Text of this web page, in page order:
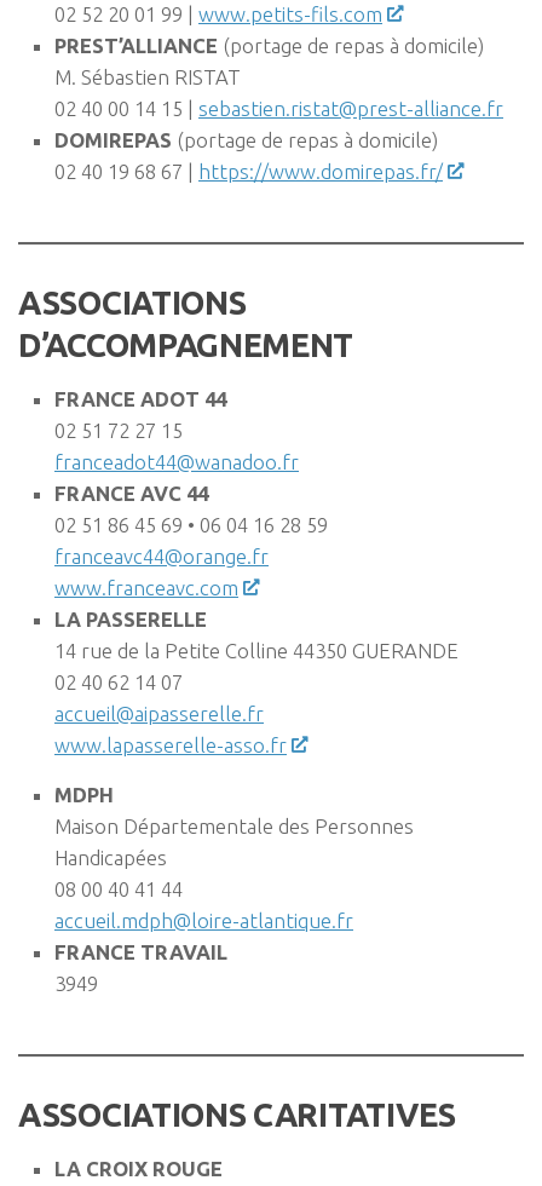
02 52 20 01 99 | www.petits-fils.com
PREST’ALLIANCE (portage de repas à domicile)
M. Sébastien RISTAT
02 40 00 14 15 | sebastien.ristat@prest-alliance.fr
DOMIREPAS (portage de repas à domicile)
02 40 19 68 67 | https://www.domirepas.fr/
ASSOCIATIONS
D’ACCOMPAGNEMENT
FRANCE ADOT 44
02 51 72 27 15
franceadot44@wanadoo.fr
FRANCE AVC 44
02 51 86 45 69 • 06 04 16 28 59
franceavc44@orange.fr
www.franceavc.com
LA PASSERELLE
14 rue de la Petite Colline 44350 GUERANDE
02 40 62 14 07
accueil@aipasserelle.fr
www.lapasserelle-asso.fr
MDPH
Maison Départementale des Personnes
Handicapées
08 00 40 41 44
accueil.mdph@loire-atlantique.fr
FRANCE TRAVAIL
3949
ASSOCIATIONS CARITATIVES
LA CROIX ROUGE